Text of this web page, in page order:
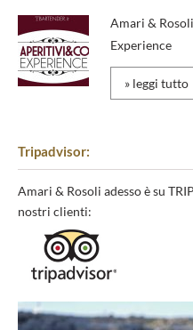
Amari &
Experience
» leggi tutto
Tripadvisor:
Amari & Rosoli adesso è su
nostri clienti: